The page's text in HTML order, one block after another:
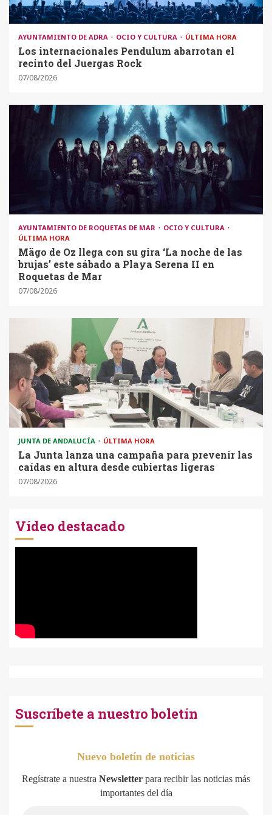
AYUNTAMIENTO DE ADRA OCIO Y CULTURA ÚLTIMA HORA
Los internacionales Pendulum abarrotan el
recinto del Juergas Rock
07/08/2026
AYUNTAMIENTO DE ROQUETAS DE MAR
OCIO Y CULTURA
ÚLTIMA HORA
Mägo de Oz llega con su gira ‘La noche de las
brujas’ este sábado a Playa Serena II en
Roquetas de Mar
07/08/2026
JUNTA DE ANDALUCÍA ÚLTIMA HORA
La Junta lanza una campaña para prevenir las
caídas en altura desde cubiertas ligeras
07/08/2026
Vídeo destacado
Suscríbete a nuestro boletín
Nuevo boletín de noticias
Regístrate a nuestra Newsletter para recibir las noticias más
importantes del día